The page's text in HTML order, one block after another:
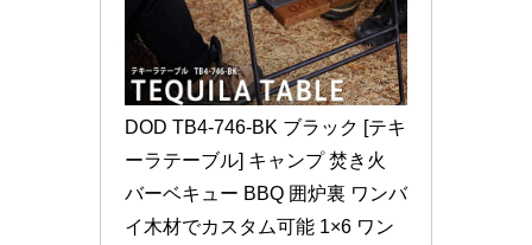
DOD TB4-746-BK ブラック [テキ
ーラテーブル] キャンプ 焚き火
バーベキュー BBQ 囲炉裏 ワンバ
イ木材でカスタム可能 1×6 ワン